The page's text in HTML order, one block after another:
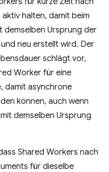
halten, damit beim
demselben Ursprung der
neu erstellt wird. Der
schlägt vor,
Worker für eine
damit asynchrone
können, auch wenn
demselben Ursprung
Shared Workers nach
für dieselbe